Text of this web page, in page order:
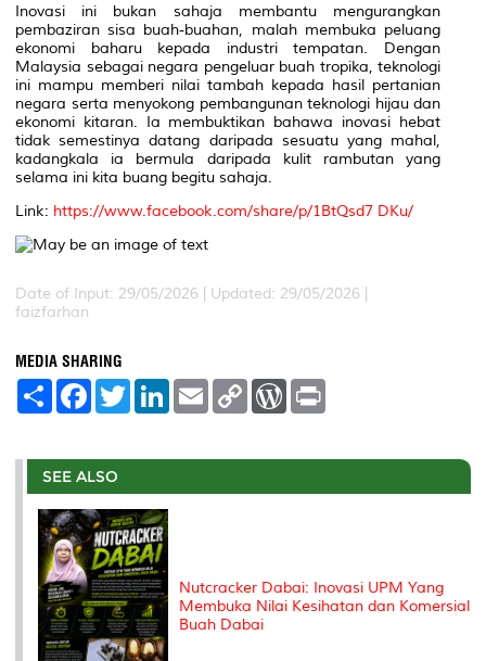
Inovasi ini bukan sahaja membantu mengurangkan
pembaziran sisa buah-buahan, malah membuka peluang
ekonomi baharu kepada industri tempatan. Dengan
Malaysia sebagai negara pengeluar buah tropika, teknologi
ini mampu memberi nilai tambah kepada hasil pertanian
negara serta menyokong pembangunan teknologi hijau dan
ekonomi kitaran. Ia membuktikan bahawa inovasi hebat
tidak semestinya datang daripada sesuatu yang mahal,
kadangkala ia bermula daripada kulit rambutan yang
selama ini kita buang begitu sahaja.
Link: https://www.facebook.com/share/p/1BtQsd7 DKu/
Date of Input: 29/05/2026 | Updated: 29/05/2026 |
faizfarhan
MEDIA SHARING
S
e
F
a
b
o
o
k
T
w
t
r
L
e
I
E
m
l
C
L
n
W
P
e
t
SEE ALSO
Nutcracker Dabai: Inovasi UPM Yang
Membuka Nilai Kesihatan dan Komersial
Buah Dabai